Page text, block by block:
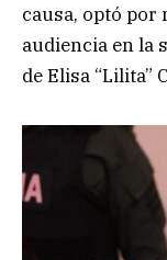
causa, optó por
audiencia en la
de Elisa “Lilita”